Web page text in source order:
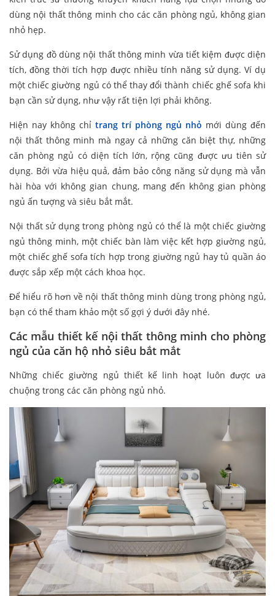
dùng nội thất thông minh cho các căn phòng ngủ, không gian
nhỏ hẹp.
Sử dụng đồ dùng nội thất thông minh vừa tiết kiệm được diện
tích, đồng thời tích hợp được nhiều tính năng sử dụng. Ví dụ
một chiếc giường ngủ có thể thay đổi thành chiếc ghế sofa khi
bạn cần sử dụng, như vậy rất tiện lợi phải không.
Hiện nay không chỉ trang trí phòng ngủ nhỏ mới dùng đến
nội thất thông minh mà ngay cả những căn biệt thự, những
căn phòng ngủ có diện tích lớn, rộng cũng được ưu tiên sử
dụng. Bởi vừa hiệu quả, đảm bảo công năng sử dụng mà vẫn
hài hòa với không gian chung, mang đến không gian phòng
ngủ ấn tượng và siêu bắt mắt.
Nội thất sử dụng trong phòng ngủ có thể là một chiếc giường
ngủ thông minh, một chiếc bàn làm việc kết hợp giường ngủ,
một chiếc ghế sofa tích hợp trong giường ngủ hay tủ quần áo
được sắp xếp một cách khoa học.
Để hiểu rõ hơn về nội thất thông minh dùng trong phòng ngủ,
bạn có thể tham khảo một số gợi ý dưới đây nhé.
Các mẫu thiết kế nội thất thông minh cho phòng
ngủ của căn hộ nhỏ siêu bắt mắt
Những chiếc giường ngủ thiết kế linh hoạt luôn được ưa
chuộng trong các căn phòng ngủ nhỏ.